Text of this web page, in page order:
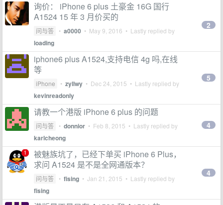
询价： iPhone 6 plus 土豪金 16G 国行
A1524 15 年 3 月价买的
问与答 • a0000 • May 9, 2016 • Lastly replied by
loading
2
iphone6 plus A1524,支持电信 4g 吗,在线
等
iPhone • zyllwy • Dec 24, 2015 • Lastly replied by
kevinreadonly
5
请教一个港版 iPhone 6 plus 的问题
问与答 • donnior • Feb 8, 2015 • Lastly replied by
karlcheong
4
被魅族坑了，已经下单买 iPhone 6 Plus，
求问 A1524 是不是全网通版本？
问与答 • fising • Jan 21, 2015 • Lastly replied by
fising
4